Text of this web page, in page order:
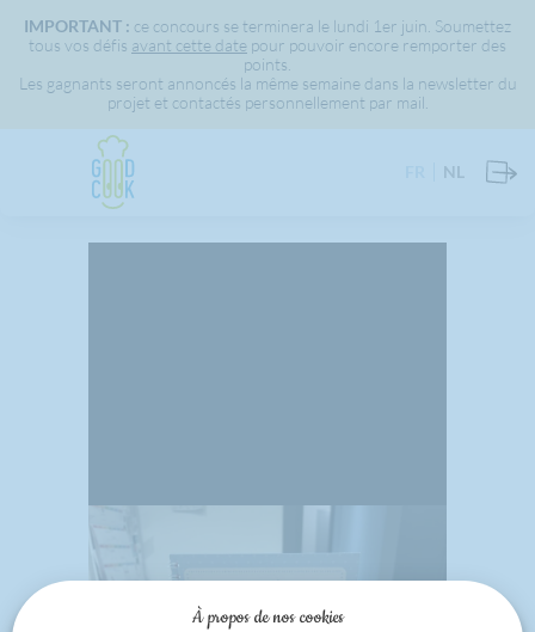
IMPORTANT : ce concours se terminera le lundi 1er juin. Soumettez
tous vos défis avant cette date pour pouvoir encore remporter des
points.
Les gagnants seront annoncés la même semaine dans la newsletter du
projet et contactés personnellement par mail.
NL
À propos de nos cookies